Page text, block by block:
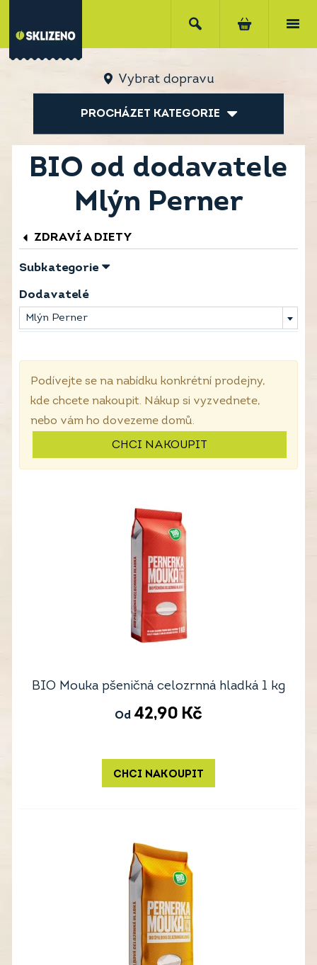
Vybrat dopravu
PROCHÁZET KATEGORIE
BIO od dodavatele
Mlýn Perner
ZDRAVÍ A DIETY
Subkategorie
Dodavatelé
Mlýn Perner
Podívejte se na nabídku konkrétní prodejny,
kde chcete nakoupit. Nákup si vyzvednete,
nebo vám ho dovezeme domů.
CHCI NAKOUPIT
BIO Mouka pšeničná celozrnná hladká 1 kg
Od 42,90 Kč
CHCI NAKOUPIT